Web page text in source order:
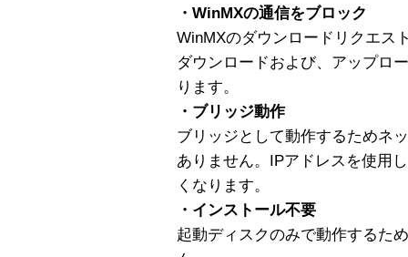
・WinMXの通信をブロック
WinMXのダウンロードリクエス
ダウンロードおよび、アップロ
ります。
・ブリッジ動作
ブリッジとして動作するためネ
ありません。IPアドレスを使用
くなります。
・インストール不要
起動ディスクのみで動作するた